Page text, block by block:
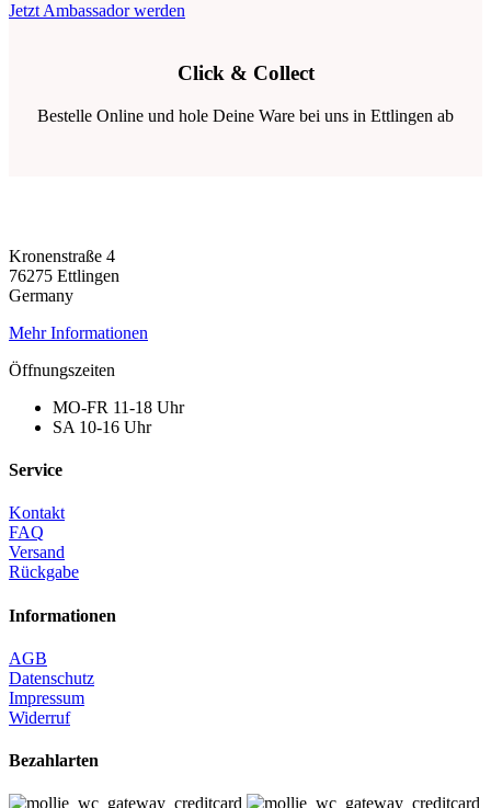
Jetzt Ambassador werden
Click & Collect
Bestelle Online und hole Deine Ware bei uns in Ettlingen ab
Kronenstraße 4
76275 Ettlingen
Germany
Mehr Informationen
Öffnungszeiten
MO-FR 11-18 Uhr
SA 10-16 Uhr
Service
Kontakt
FAQ
Versand
Rückgabe
Informationen
AGB
Datenschutz
Impressum
Widerruf
Bezahlarten